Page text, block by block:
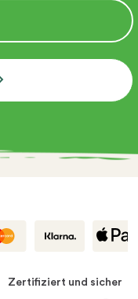
Zertifiziert und sicher